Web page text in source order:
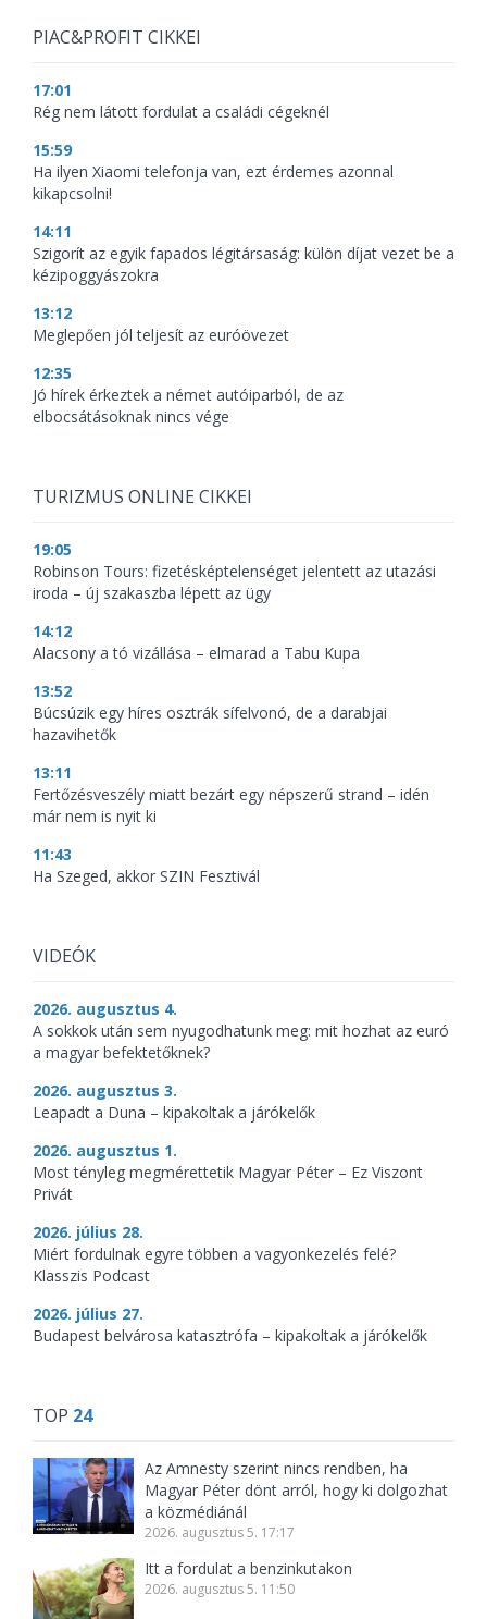
PIAC&PROFIT CIKKEI
17:01
Rég nem látott fordulat a családi cégeknél
15:59
Ha ilyen Xiaomi telefonja van, ezt érdemes azonnal
kikapcsolni!
14:11
Szigorít az egyik fapados légitársaság: külön díjat vezet be a
kézipoggyászokra
13:12
Meglepően jól teljesít az euróövezet
12:35
Jó hírek érkeztek a német autóiparból, de az
elbocsátásoknak nincs vége
TURIZMUS ONLINE CIKKEI
19:05
Robinson Tours: fizetésképtelenséget jelentett az utazási
iroda – új szakaszba lépett az ügy
14:12
Alacsony a tó vizállása – elmarad a Tabu Kupa
13:52
Búcsúzik egy híres osztrák sífelvonó, de a darabjai
hazavihetők
13:11
Fertőzésveszély miatt bezárt egy népszerű strand – idén
már nem is nyit ki
11:43
Ha Szeged, akkor SZIN Fesztivál
VIDEÓK
2026. augusztus 4.
A sokkok után sem nyugodhatunk meg: mit hozhat az euró
a magyar befektetőknek?
2026. augusztus 3.
Leapadt a Duna – kipakoltak a járókelők
2026. augusztus 1.
Most tényleg megmérettetik Magyar Péter – Ez Viszont
Privát
2026. július 28.
Miért fordulnak egyre többen a vagyonkezelés felé?
Klasszis Podcast
2026. július 27.
Budapest belvárosa katasztrófa – kipakoltak a járókelők
TOP 24
Az Amnesty szerint nincs rendben, ha
Magyar Péter dönt arról, hogy ki dolgozhat
a közmédiánál
2026. augusztus 5. 17:17
Itt a fordulat a benzinkutakon
2026. augusztus 5. 11:50